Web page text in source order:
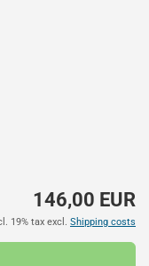
146,00 EUR
19% tax excl. Shipping costs